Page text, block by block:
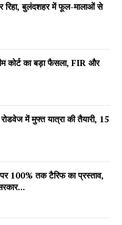
on AIN
रिहा, बुलंदशहर में फूल-मालाओं से
कोर्ट का बड़ा फैसला, FIR और
में मुफ्त यात्रा की तैयारी, 15
100% तक टैरिफ का प्रस्ताव,